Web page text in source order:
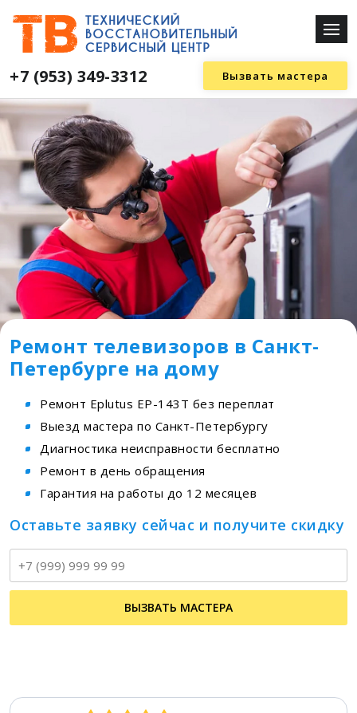
+7 (953) 349-3312 Вызвать мастера
Ремонт телевизоров в Санкт-
Петербурге на дому
Ремонт Eplutus EP-143T без переплат
Выезд мастера по Санкт-Петербургу
Диагностика неисправности бесплатно
Ремонт в день обращения
Гарантия на работы до 12 месяцев
Оставьте заявку сейчас и получите скидку
ВЫЗВАТЬ МАСТЕРА